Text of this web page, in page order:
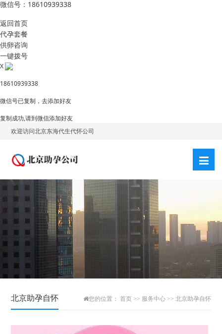
微信号：18610939338
返回首页
代孕套餐
供卵咨询
一键拨号
X
18610939338
微信号已复制，去添加好友
复制成功,请到微信添加好友
欢迎访问北京东海代生代怀公司
北京助孕自怀 您的位置： 首页>> 服务中心>> 北京助孕自怀